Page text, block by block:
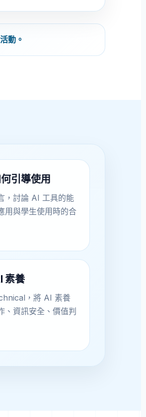
動。
引導使用
，討論 AI 工具的能
用與學生使用時的合
素養
，將 AI 素養
、資訊安全、價值判